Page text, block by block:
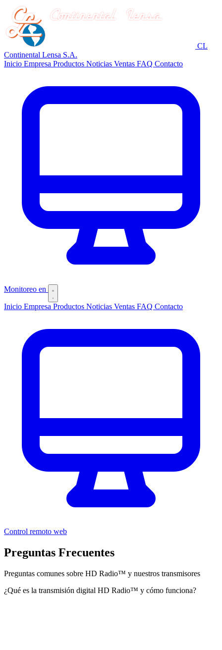
CL
Continental Lensa S.A.
Inicio Empresa Productos Noticias Ventas FAQ Contacto
Monitoreo en
Inicio Empresa Productos Noticias Ventas FAQ Contacto
Control remoto web
Preguntas Frecuentes
Preguntas comunes sobre HD Radio™ y nuestros transmisores
¿Qué es la transmisión digital HD Radio™ y cómo funciona?